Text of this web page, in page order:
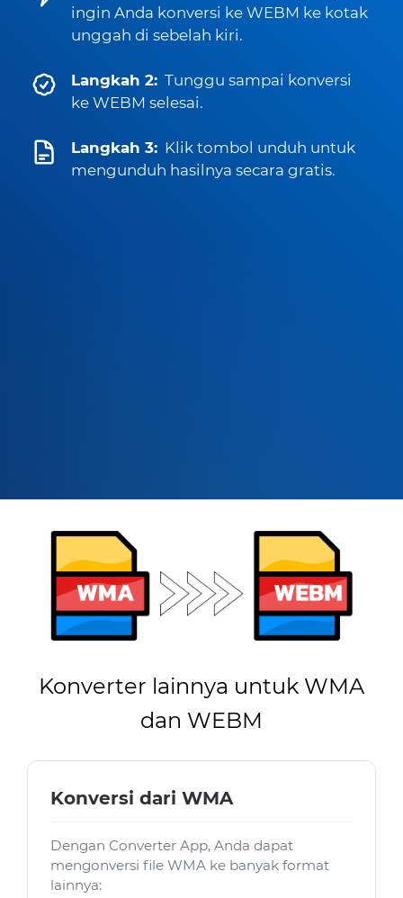
ingin Anda konversi ke WEBM ke kotak
unggah di sebelah kiri.
Langkah 2: Tunggu sampai konversi
ke WEBM selesai.
Langkah 3: Klik tombol unduh untuk
mengunduh hasilnya secara gratis.
Konverter lainnya untuk WMA
dan WEBM
Konversi dari WMA
Dengan Converter App, Anda dapat
mengonversi file WMA ke banyak format
lainnya: